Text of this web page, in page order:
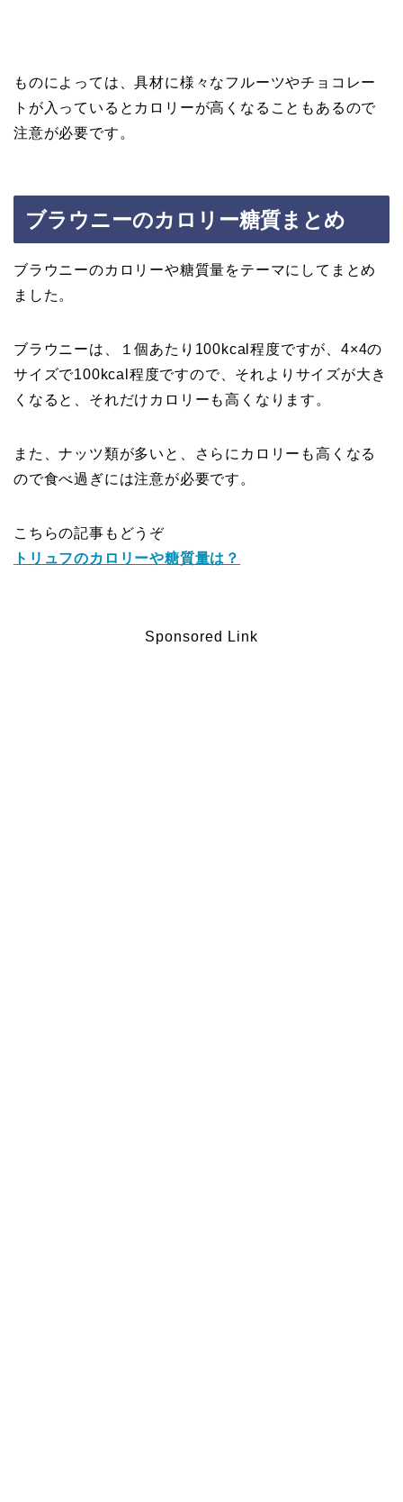
ものによっては、具材に様々なフルーツやチョコレー
トが入っているとカロリーが高くなることもあるので
注意が必要です。
ブラウニーのカロリー糖質まとめ
ブラウニーのカロリーや糖質量をテーマにしてまとめ
ました。
ブラウニーは、１個あたり100kcal程度ですが、4×4の
サイズで100kcal程度ですので、それよりサイズが大き
くなると、それだけカロリーも高くなります。
また、ナッツ類が多いと、さらにカロリーも高くなる
ので食べ過ぎには注意が必要です。
こちらの記事もどうぞ
トリュフのカロリーや糖質量は？
Sponsored Link